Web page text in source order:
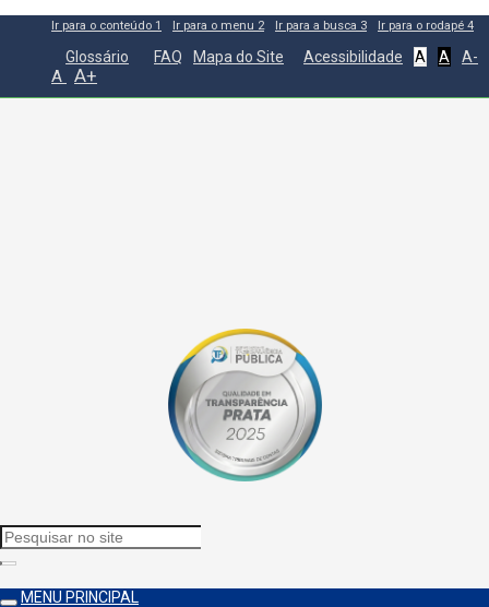
Ir para o conteúdo 1 Ir para o menu 2 Ir para a busca 3 Ir para o rodapé 4
Glossário FAQ Mapa do Site Acessibilidade A A A-
A A+
MENU PRINCIPAL